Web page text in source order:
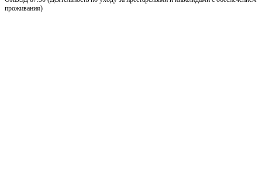
проживания)